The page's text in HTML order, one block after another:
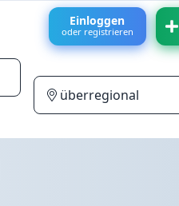
Einloggen
oder registrieren